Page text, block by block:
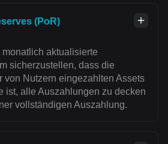
(PoR)
aktualisierte
sicherzustellen, dass die
von Nutzern eingezahlten Assets
ist, alle Auszahlungen zu decken
vollständigen Auszahlung.